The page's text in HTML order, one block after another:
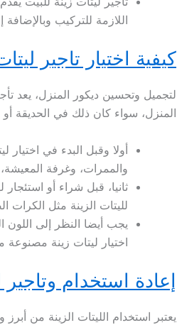
اللازمة للتركيب
كيفية اختيار تاجير
لتجميل وتحسين ديكور المنزل، يعد
المنزل، سواء كان ذلك في الحديقة
أولا وقبل البدء في اختيار
والممرات، وغرفة
ثانيا، قبل شراء أو
لليتات الزينة مثل الكرات
يجب أيضا النظر إلى اللون
اختيار ليتات زينة
إعادة استخدام وتاجير
يعتبر استخدام الليتات الزينة من